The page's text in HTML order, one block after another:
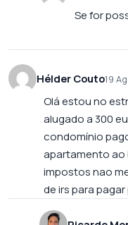
Se for
Hélder Couto19
Olá estou no
alugado a 300
condomínio
apartamento ao
impostos nao
de irs para